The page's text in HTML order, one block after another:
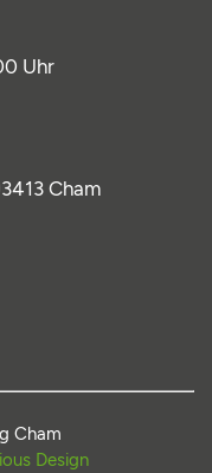
Uhr
Cham
Cham
Design